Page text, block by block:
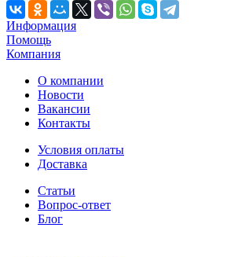
Информация
Помощь
Компания
О компании
Новости
Вакансии
Контакты
Условия оплаты
Доставка
Статьи
Вопрос-ответ
Блог